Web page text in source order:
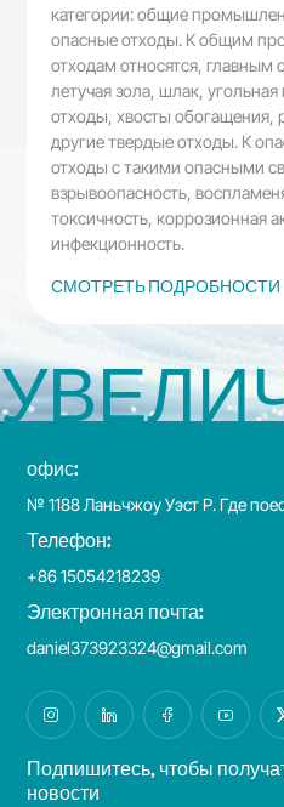
категории: общие
опасные отходы. К общим
отходам относятся, главным
летучая зола, шлак,
отходы, хвосты обогащения,
другие твердые отходы. К
отходы с такими опасными
взрывоопасность,
токсичность, коррозионная
инфекционность.
СМОТРЕТЬ ПОДРОБНОСТИ
офис:
№ 1188 Ланьчжоу Уэст Р. Где
Телефон:
+86 15054218239
Электронная почта:
daniel373923324@gmail.com
Подпишитесь, чтобы
новости